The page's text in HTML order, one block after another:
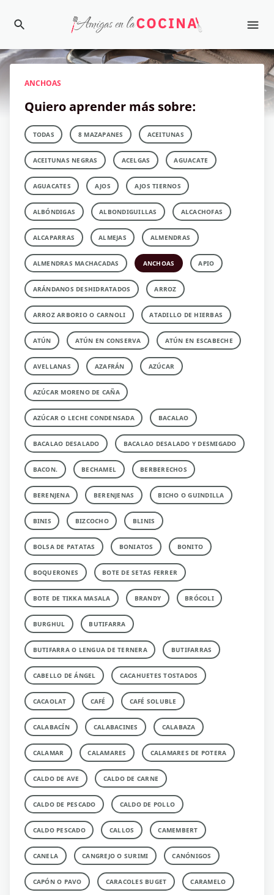
ANCHOAS
Quiero aprender más sobre:
TODAS 8 MAZAPANES ACEITUNAS
ACEITUNAS NEGRAS ACELGAS AGUACATE
AGUACATES AJOS AJOS TIERNOS
ALBÓNDIGAS ALBONDIGUILLAS ALCACHOFAS
ALCAPARRAS ALMEJAS ALMENDRAS
ALMENDRAS MACHACADAS ANCHOAS APIO
ARÁNDANOS DESHIDRATADOS ARROZ
ARROZ ARBORIO O CARNOLI ATADILLO DE HIERBAS
ATÚN ATÚN EN CONSERVA ATÚN EN ESCABECHE
AVELLANAS AZAFRÁN AZÚCAR
AZÚCAR MORENO DE CAÑA
AZÚCAR O LECHE CONDENSADA BACALAO
BACALAO DESALADO BACALAO DESALADO Y DESMIGADO
BACON. BECHAMEL BERBERECHOS
BERENJENA BERENJENAS BICHO O GUINDILLA
BINIS BIZCOCHO BLINIS
BOLSA DE PATATAS BONIATOS BONITO
BOQUERONES BOTE DE SETAS FERRER
BOTE DE TIKKA MASALA BRANDY BRÓCOLI
BURGHUL BUTIFARRA
BUTIFARRA O LENGUA DE TERNERA BUTIFARRAS
CABELLO DE ÁNGEL CACAHUETES TOSTADOS
CACAOLAT CAFÉ CAFÉ SOLUBLE
CALABACÍN CALABACINES CALABAZA
CALAMAR CALAMARES CALAMARES DE POTERA
CALDO DE AVE CALDO DE CARNE
CALDO DE PESCADO CALDO DE POLLO
CALDO PESCADO CALLOS CAMEMBERT
CANELA CANGREJO O SURIMI CANÓNIGOS
CAPÓN O PAVO CARACOLES BUGET CARAMELO